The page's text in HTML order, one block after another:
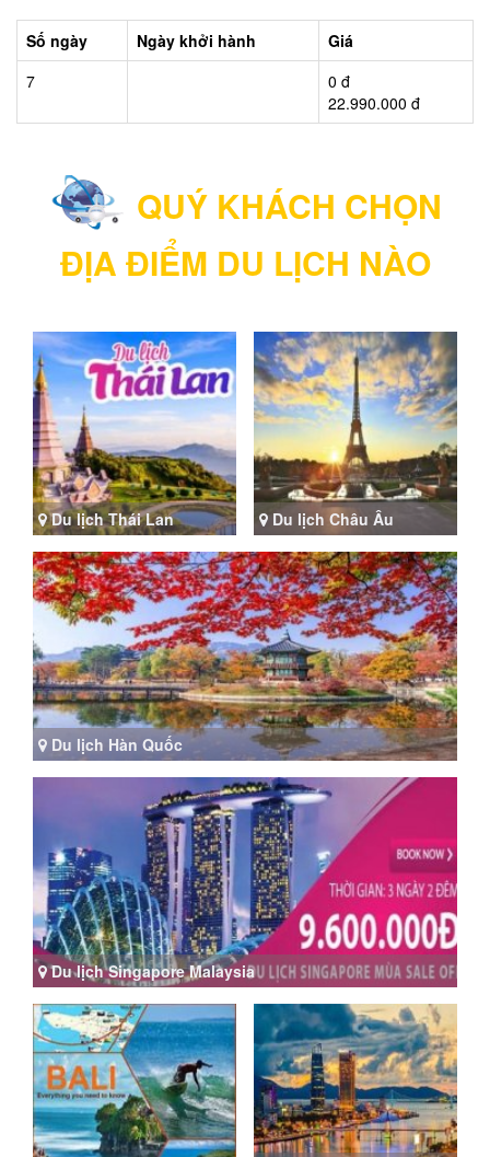
Số ngày Ngày khởi hành
Giá
7
0 đ
22.990.000 đ
QUÝ KHÁCH CHỌN
ĐỊA ĐIỂM DU LỊCH NÀO
Du lịch Thái Lan Du lịch Châu Âu
Du lịch Hàn Quốc
Du lịch Singapore Malaysia